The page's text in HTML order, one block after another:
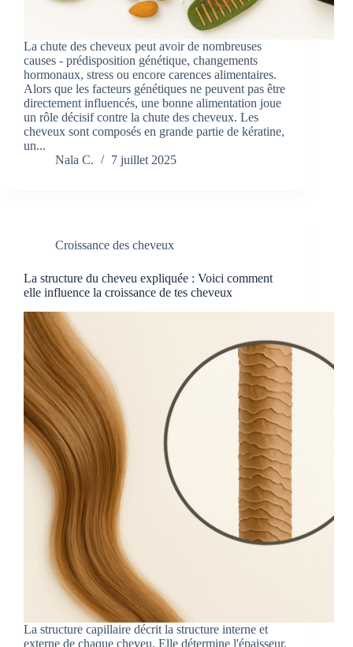
La chute des cheveux peut avoir de nombreuses
causes - prédisposition génétique, changements
hormonaux, stress ou encore carences alimentaires.
Alors que les facteurs génétiques ne peuvent pas être
directement influencés, une bonne alimentation joue
un rôle décisif contre la chute des cheveux. Les
cheveux sont composés en grande partie de kératine,
un...
Nala C.
7 juillet 2025
Croissance des cheveux
La structure du cheveu expliquée : Voici comment
elle influence la croissance de tes cheveux
La structure capillaire décrit la structure interne et
externe de chaque cheveu. Elle détermine l'épaisseur,